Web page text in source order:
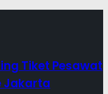
Tiket Pesawat
Jakarta